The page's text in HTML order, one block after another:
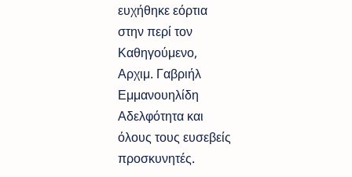
ευχήθηκε εόρτια
στην περί τον
Καθηγούμενο,
Αρχιμ. Γαβριήλ
Εμμανουηλίδη
Αδελφότητα και
όλους τους ευσεβείς
προσκυνητές.